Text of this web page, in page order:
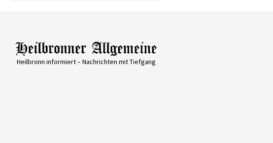
Heilbronn informiert – Nachrichten mit Tiefgang